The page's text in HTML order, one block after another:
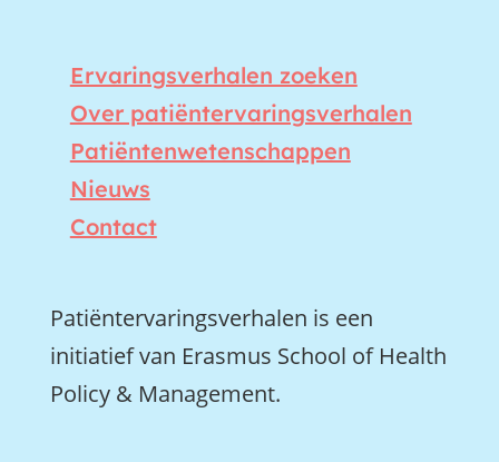
Ervaringsverhalen zoeken
Over patiëntervaringsverhalen
Patiëntenwetenschappen
Nieuws
Contact
Patiëntervaringsverhalen is een
initiatief van Erasmus School of Health
Policy & Management.